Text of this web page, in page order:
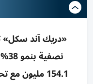
154.1 مليون مع تحسن هامش الربح إلى 11%